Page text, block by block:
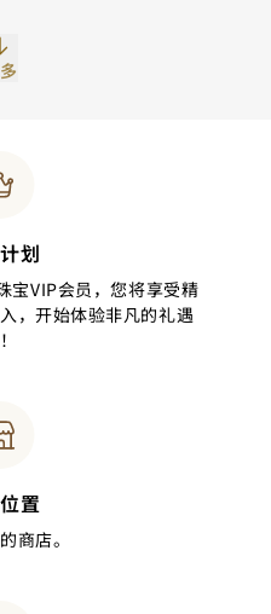
划
宝VIP会员，您将享受精
，开始体验非凡的礼遇
置
商店。